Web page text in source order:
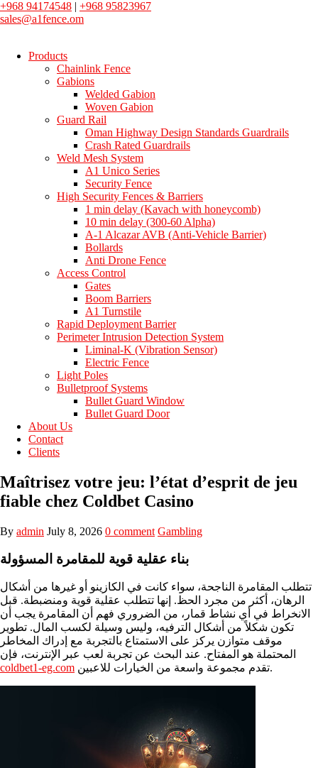
+968 94174548 | +968 95823967
sales@a1fence.om
Products
Chainlink Fence
Gabions
Welded Gabion
Woven Gabion
Guard Rail
Oman Highway Design Standards Guardrails
Crash Rated Guardrails
Weld Mesh System
A1 Unico Series
Security Fence
High Security Fences & Barriers
1 min delay (Kavach with honeycomb)
10 min delay (300-60 Alpha)
A-1 Alcazar AVB (Anti-Vehicle Barrier)
Bollards
Anti Drone Fence
Access Control
Gates
Boom Barriers
A1 Turnstile
Rapid Deployment Barrier
Perimeter Intrusion Detection System
Liminal-K (Vibration Sensor)
Electric Fence
Light Poles
Bulletproof Systems
Bullet Guard Window
Bullet Guard Door
About Us
Contact
Clients
Maîtrisez votre jeu: l’état d’esprit de jeu
fiable chez Coldbet Casino
By admin July 8, 2026 0 comment Gambling
بناء عقلية قوية للمقامرة المسؤولة
تتطلب المقامرة الناجحة، سواء كانت في الكازينو أو غيرها من أشكال
الرهان، أكثر من مجرد الحظ. إنها تتطلب عقلية قوية ومنضبطة. قبل
الانخراط في أي نشاط قمار، من الضروري فهم أن المقامرة يجب أن
تكون شكلاً من أشكال الترفيه، وليس وسيلة لكسب المال. تطوير
موقف متوازن يركز على الاستمتاع بالتجربة مع إدراك المخاطر
المحتملة هو المفتاح. عند البحث عن تجربة لعب عبر الإنترنت، فإن
coldbet1-eg.com
تقدم مجموعة واسعة من الخيارات للاعبين.